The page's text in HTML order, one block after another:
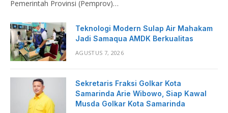
Pemerintah Provinsi (Pemprov)…
Teknologi Modern Sulap Air Mahakam
Jadi Samaqua AMDK Berkualitas
AGUSTUS 7, 2026
Sekretaris Fraksi Golkar Kota
Samarinda Arie Wibowo, Siap Kawal
Musda Golkar Kota Samarinda